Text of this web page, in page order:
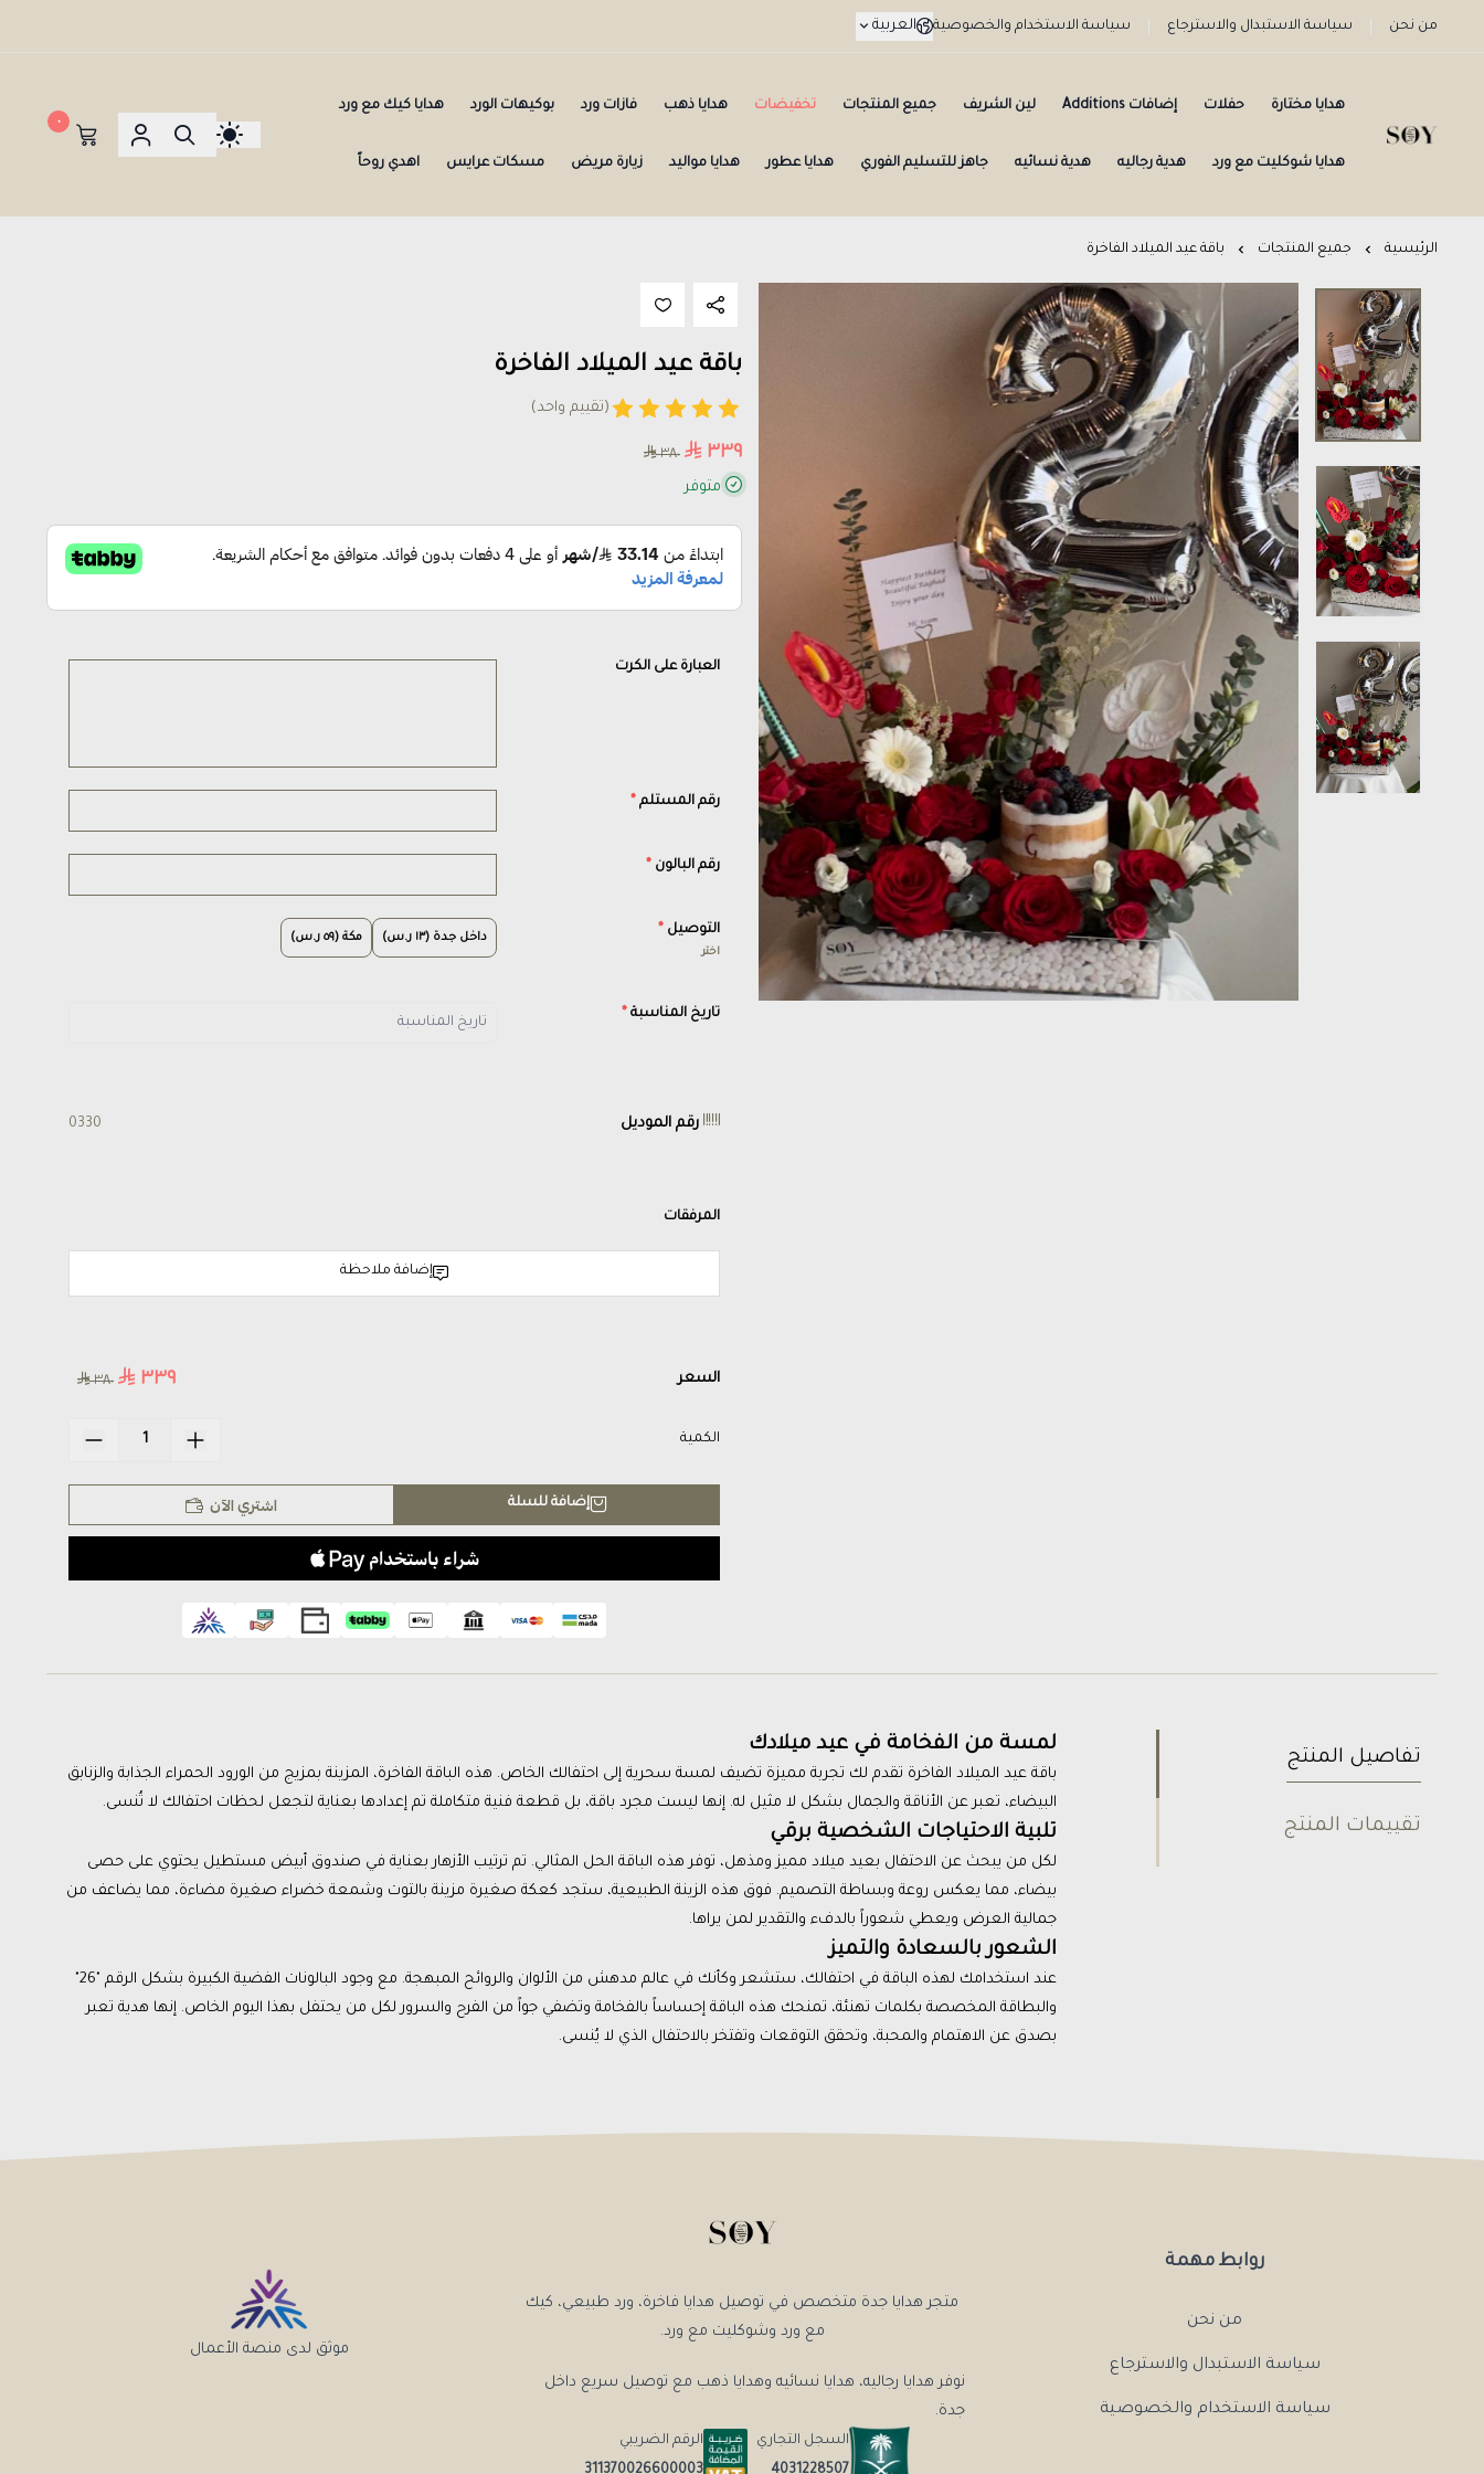
من نحن سياسة الاستبدال والاسترجاع سياسة الاستخدام والخصوصية العربية
هدايا مختارة حفلات إضافات Additions لين الشريف جميع المنتجات تخفيضات هدايا ذهب فازات ورد بوكيهات الورد هدايا كيك مع ورد
هدايا شوكليت مع ورد هدية رجاليه هدية نسائيه جاهز للتسليم الفوري هدايا عطور هدايا مواليد زيارة مريض مسكات عرايس اهدي روحاً
٠
الرئيسية جميع المنتجات باقة عيد الميلاد الفاخرة
باقة عيد الميلاد الفاخرة
(تقييم واحد)
٣٣٩
٣٨٠
متوفر
العبارة على الكرت
رقم المستلم *
رقم البالون *
التوصيل *
اختر
داخل جدة (١٣ ر.س) مكة (٥٩ ر.س)
تاريخ المناسبة *
رقم الموديل 0330
المرفقات
إضافة ملاحظة
السعر ٣٣٩ ٣٨٠
الكمية
إضافة للسلة اشتري الآن
تفاصيل المنتج
تقييمات المنتج
لمسة من الفخامة في عيد ميلادك
باقة عيد الميلاد الفاخرة تقدم لك تجربة مميزة تضيف لمسة سحرية إلى احتفالك الخاص. هذه الباقة الفاخرة، المزينة بمزيج من الورود الحمراء الجذابة والزنابق
البيضاء، تعبر عن الأناقة والجمال بشكل لا مثيل له. إنها ليست مجرد باقة، بل قطعة فنية متكاملة تم إعدادها بعناية لتجعل لحظات احتفالك لا تُنسى.
تلبية الاحتياجات الشخصية برقي
لكل من يبحث عن الاحتفال بعيد ميلاد مميز ومذهل، توفر هذه الباقة الحل المثالي. تم ترتيب الأزهار بعناية في صندوق أبيض مستطيل يحتوي على حصى
بيضاء، مما يعكس روعة وبساطة التصميم. فوق هذه الزينة الطبيعية، ستجد كعكة صغيرة مزينة بالتوت وشمعة خضراء صغيرة مضاءة، مما يضاعف من
جمالية العرض ويعطي شعوراً بالدفء والتقدير لمن يراها.
الشعور بالسعادة والتميز
عند استخدامك لهذه الباقة في احتفالك، ستشعر وكأنك في عالم مدهش من الألوان والروائح المبهجة. مع وجود البالونات الفضية الكبيرة بشكل الرقم "26"
والبطاقة المخصصة بكلمات تهنئة، تمنحك هذه الباقة إحساساً بالفخامة وتضفي جواً من الفرح والسرور لكل من يحتفل بهذا اليوم الخاص. إنها هدية تعبر
بصدق عن الاهتمام والمحبة، وتحقق التوقعات وتفتخر بالاحتفال الذي لا يُنسى.
روابط مهمة
من نحن
سياسة الاستبدال والاسترجاع
سياسة الاستخدام والخصوصية
متجر هدايا جدة متخصص في توصيل هدايا فاخرة، ورد طبيعي، كيك
مع ورد وشوكليت مع ورد.
نوفر هدايا رجاليه، هدايا نسائيه وهدايا ذهب مع توصيل سريع داخل
جدة.
السجل التجاري
4031228507
الرقم الضريبي
311370026600003
موثق لدى منصة الأعمال